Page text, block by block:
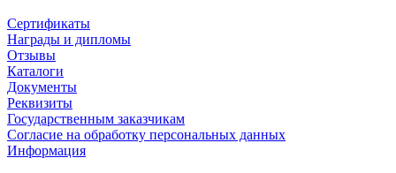
Сертификаты
Награды и дипломы
Отзывы
Каталоги
Документы
Реквизиты
Государственным заказчикам
Согласие на обработку персональных данных
Информация